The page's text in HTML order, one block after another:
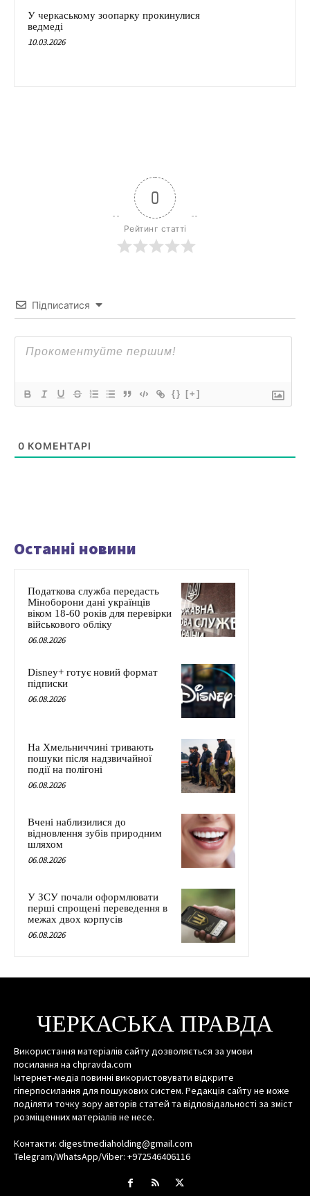
У черкаському зоопарку прокинулися
ведмеді
10.03.2026
0
Рейтинг статті
Підписатися
{} [+]
0 КОМЕНТАРІ
Останні новини
Податкова служба передасть
Міноборони дані українців
віком 18-60 років для перевірки
військового обліку
06.08.2026
Disney+ готує новий формат
підписки
06.08.2026
На Хмельниччині тривають
пошуки після надзвичайної
події на полігоні
06.08.2026
Вчені наблизилися до
відновлення зубів природним
шляхом
06.08.2026
У ЗСУ почали оформлювати
перші спрощені переведення в
межах двох корпусів
06.08.2026
ЧЕРКАСЬКА ПРАВДА
Використання матеріалів сайту дозволяється за умови
посилання на chpravda.com
Інтернет-медіа повинні використовувати відкрите
гіперпосилання для пошукових систем. Редакція сайту не може
поділяти точку зору авторів статей та відповідальності за зміст
розміщенних матеріалів не несе.
Контакти: digestmediaholding@gmail.com
Telegram/WhatsApp/Viber: +972546406116